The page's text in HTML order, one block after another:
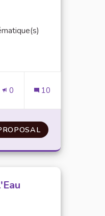
l'eau
0 10
AMÉLIORATION